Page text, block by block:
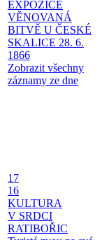
EXPOZICE
VĚNOVANÁ
BITVĚ U ČESKÉ
SKALICE 28. 6.
1866
Zobrazit všechny
záznamy ze dne
17
16
KULTURA
V SRDCI
RATIBOŘIC